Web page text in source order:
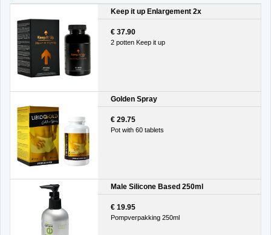
Keep it up Enlargement 2x
€ 37.90
2 potten Keep it up
Golden Spray
€ 29.75
Pot with 60 tablets
Male Silicone Based 250ml
€ 19.95
Pompverpakking 250ml